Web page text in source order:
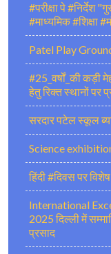
#परीक्षा पे #निर्देश
#माध्यमिक #शिक्षा
Patel Play
#25_वर्षों_की कड़ी
हेतु रिक्त स्थानों पर
सरदार पटेल स्कूल
Science
हिंदी #दिवस पर
International
2025 दिल्ली में
प्रसाद